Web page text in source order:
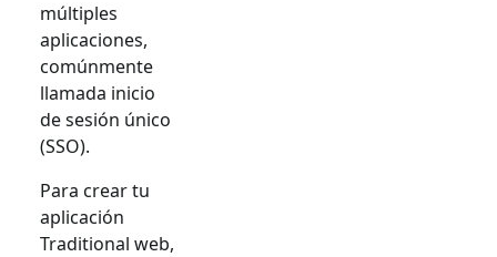
múltiples
aplicaciones,
comúnmente
llamada inicio
de sesión único
(SSO).
Para crear tu
aplicación
Traditional web,